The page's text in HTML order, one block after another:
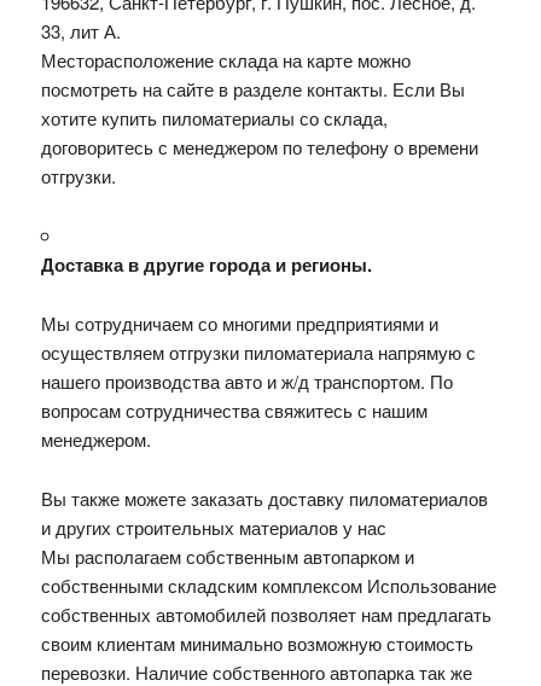
33, лит А.
Месторасположение склада на карте можно
посмотреть на сайте в разделе контакты. Если Вы
хотите купить пиломатериалы со склада,
договоритесь с менеджером по телефону о времени
отгрузки.
Доставка в другие города и регионы.
Мы сотрудничаем со многими предприятиями и
осуществляем отгрузки пиломатериала напрямую с
нашего производства авто и ж/д транспортом. По
вопросам сотрудничества свяжитесь с нашим
менеджером.
Вы также можете заказать доставку пиломатериалов
и других строительных материалов у нас
Мы располагаем собственным автопарком и
собственными складским комплексом Использование
собственных автомобилей позволяет нам предлагать
своим клиентам минимально возможную стоимость
перевозки. Наличие собственного автопарка так же